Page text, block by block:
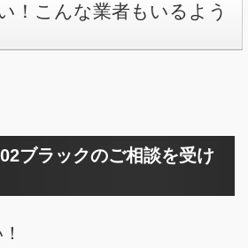
！こんな業者もいるよう
ブラックのご相談を受け